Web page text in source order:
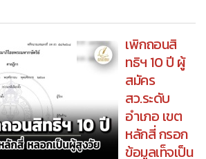
เพิกถอนสิ
ทธิฯ 10 ปี ผู้
สมัคร
สว.ระดับ
อำเภอ เขต
หลักสี่ กรอก
ข้อมูลเท็จเป็น